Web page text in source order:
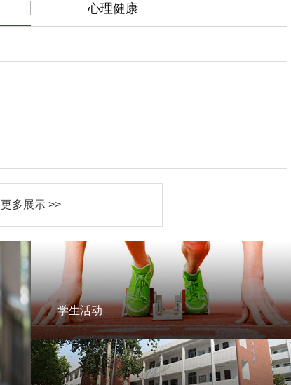
心理健康
更多展示 >>
学生活动
学生活动